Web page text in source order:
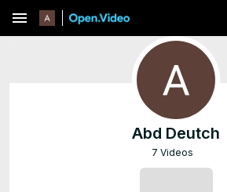
menu
Abd Deutch
7 Videos